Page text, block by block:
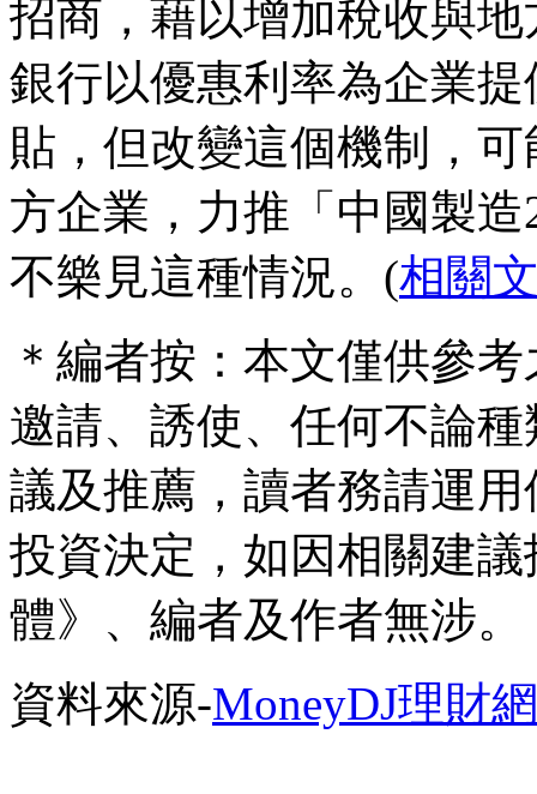
招商，藉以增加稅收與
銀行以優惠利率為企業
貼，但改變這個機制，
方企業，力推「中國製
不樂見這種情況。(相關
＊編者按：本文僅供參
邀請、誘使、任何不論
議及推薦，讀者務請運
投資決定，如因相關建
體》、編者及作者無涉。
資料來源-MoneyDJ理財網